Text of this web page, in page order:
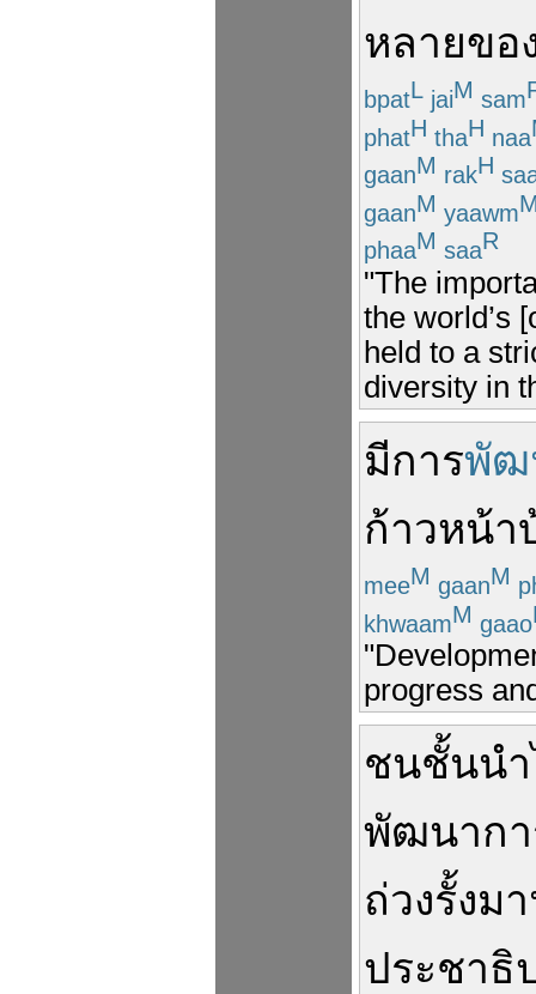
หลายขอ
bpatL jaiM sam
phatH thaH naa
gaanM rakH
gaanM yaawm
phaaM saaR
"The
the world’s
held to a
diversity in
มีการพัฒ
ก้าวหน้า
meeM gaanM
khwaamM gaao
progress
ชนชั้นนำ
พัฒนาก
ถ่วงรั้งม
ประชาธิ